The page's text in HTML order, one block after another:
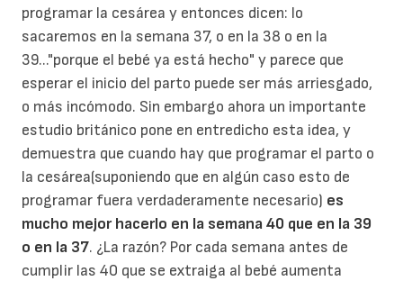
programar la cesárea y entonces dicen: lo
sacaremos en la semana 37, o en la 38 o en la
39..."porque el bebé ya está hecho" y parece que
esperar el inicio del parto puede ser más arriesgado,
o más incómodo. Sin embargo ahora un importante
estudio británico pone en entredicho esta idea, y
demuestra que cuando hay que programar el parto o
la cesárea(suponiendo que en algún caso esto de
programar fuera verdaderamente necesario) es
mucho mejor hacerlo en la semana 40 que en la 39
o en la 37. ¿La razón? Por cada semana antes de
cumplir las 40 que se extraiga al bebé aumenta